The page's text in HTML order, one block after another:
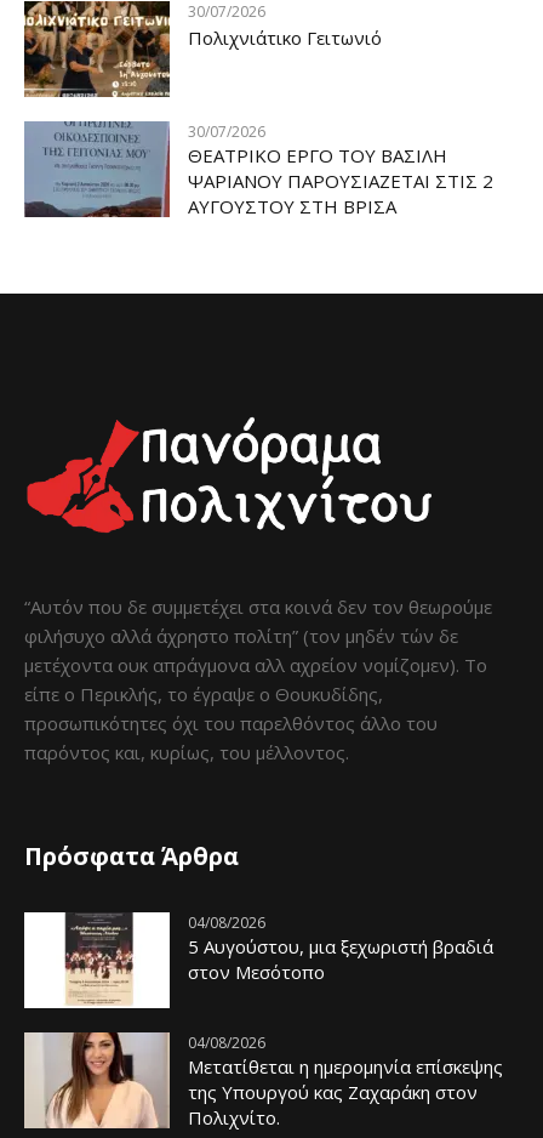
30/07/2026
Πολιχνιάτικο Γειτωνιό
30/07/2026
ΘΕΑΤΡΙΚΟ ΕΡΓΟ ΤΟΥ ΒΑΣΙΛΗ
ΨΑΡΙΑΝΟΥ ΠΑΡΟΥΣΙΑΖΕΤΑΙ ΣΤΙΣ 2
ΑΥΓΟΥΣΤΟΥ ΣΤΗ ΒΡΙΣΑ
“Αυτόν που δε συμμετέχει στα κοινά δεν τον θεωρούμε
φιλήσυχο αλλά άχρηστο πολίτη” (τον μηδέν τών δε
μετέχοντα ουκ απράγμονα αλλ αχρείον νομίζομεν). Το
είπε ο Περικλής, το έγραψε ο Θουκυδίδης,
προσωπικότητες όχι του παρελθόντος άλλο του
παρόντος και, κυρίως, του μέλλοντος.
Πρόσφατα Άρθρα
04/08/2026
5 Αυγούστου, μια ξεχωριστή βραδιά
στον Μεσότοπο
04/08/2026
Μετατίθεται η ημερομηνία επίσκεψης
της Υπουργού κας Ζαχαράκη στον
Πολιχνίτο.